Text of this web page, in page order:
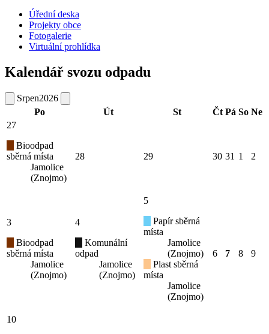
Úřední deska
Projekty obce
Fotogalerie
Virtuální prohlídka
Kalendář svozu odpadu
Srpen2026
Po
Út St Čt Pá So Ne
27
Bioodpad
sběrná místa
Jamolice
(Znojmo)
28 29 30 31 1 2
3
Bioodpad
sběrná místa
Jamolice
(Znojmo)
4
Komunální
odpad
Jamolice
(Znojmo)
5
Papír sběrná
místa
Jamolice
(Znojmo)
Plast sběrná
místa
Jamolice
(Znojmo)
6 7 8 9
10